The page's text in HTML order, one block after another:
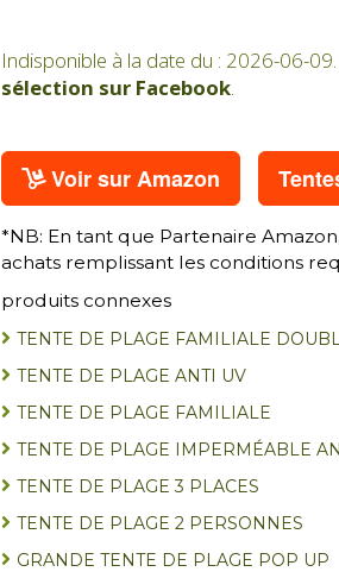
Indisponible à la date du : 2026-06-
sélection sur Facebook.
Voir sur Amazon
*NB: En tant que Partenaire
achats remplissant les conditions
produits connexes
TENTE DE PLAGE FAMILIALE
TENTE DE PLAGE ANTI UV
TENTE DE PLAGE FAMILIALE
TENTE DE PLAGE IMPERMÉABLE
TENTE DE PLAGE 3 PLACES
TENTE DE PLAGE 2 PERSONNES
GRANDE TENTE DE PLAGE POP UP